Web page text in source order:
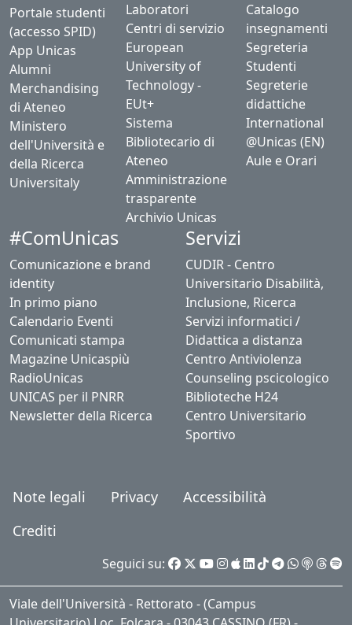
Portale studenti
(accesso SPID)
App Unicas
Alumni
Merchandising
di Ateneo
Ministero
dell'Università e
della Ricerca
Universitaly
Laboratori
Centri di servizio
European
University of
Technology -
EUt+
Sistema
Bibliotecario di
Ateneo
Amministrazione
trasparente
Archivio Unicas
Catalogo
insegnamenti
Segreteria
Studenti
Segreterie
didattiche
International
@Unicas (EN)
Aule e Orari
#ComUnicas
Comunicazione e brand
identity
In primo piano
Calendario Eventi
Comunicati stampa
Magazine Unicaspiù
RadioUnicas
UNICAS per il PNRR
Newsletter della Ricerca
Servizi
CUDIR - Centro
Universitario Disabilità,
Inclusione, Ricerca
Servizi informatici /
Didattica a distanza
Centro Antiviolenza
Counseling pscicologico
Biblioteche H24
Centro Universitario
Sportivo
Note legali Privacy
Accessibilità
Crediti
Seguici su:
Viale dell'Università - Rettorato - (Campus